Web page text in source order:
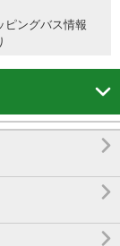
ピングバス情報



